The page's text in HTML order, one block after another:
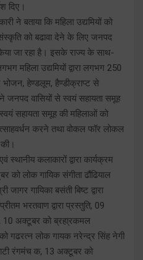
दिए।
ने बताया कि महिला उद्यमियों को
को बढावा देने के लिए जनपद
जा रहा है। इसके राज्य के साथ-
महिला उद्यमियों द्वारा लगभग 250
भोजन, हेण्डलूम, हैण्डीक्राप्ट से
जनपद वासियों से स्वयं सहायता समूह
स्वयं सहायता समूह की महिलाओं को
करने तथा वोकल फॉर लोकल
कलाकारों द्वारा कार्यक्रम
को लोक गायिक संगीता ढौंढियाल
जागर गायिका बसंती बिष्ट द्वारा
भरतवाण द्वारा प्रस्तुति, 09
10 अक्टूबर को ब्रहा्रकमल
गढरत्न लोक गायक नरेन्द्र सिंह नेगी
रंगमंच क, 13 अक्टूबर को